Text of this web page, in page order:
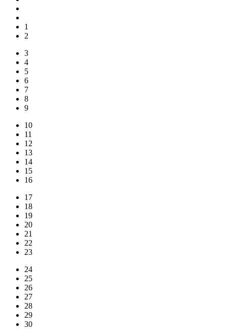
1
2
3
4
5
6
7
8
9
10
11
12
13
14
15
16
17
18
19
20
21
22
23
24
25
26
27
28
29
30